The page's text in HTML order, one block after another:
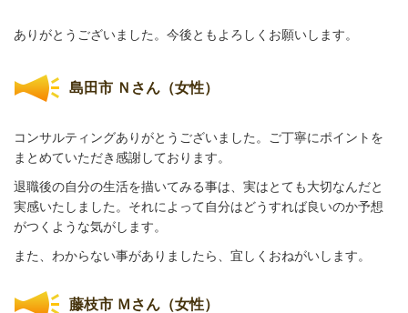
ありがとうございました。今後ともよろしくお願いします。
島田市 Ｎさん（女性）
コンサルティングありがとうございました。ご丁寧にポイントを
まとめていただき感謝しております。
退職後の自分の生活を描いてみる事は、実はとても大切なんだと
実感いたしました。 それによって自分はどうすれば良いのか予想
がつくような気がします。
また、わからない事がありましたら、宜しくおねがいします。
藤枝市 Ｍさん（女性）